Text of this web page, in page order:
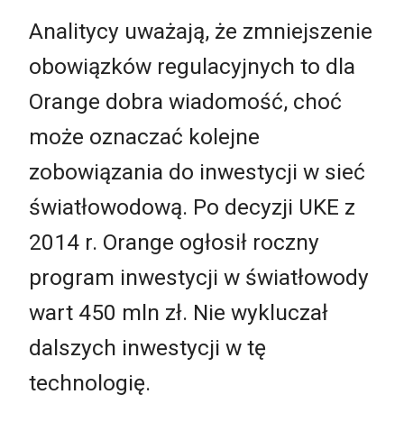
Analitycy uważają, że zmniejszenie
obowiązków regulacyjnych to dla
Orange dobra wiadomość, choć
może oznaczać kolejne
zobowiązania do inwestycji w sieć
światłowodową. Po decyzji UKE z
2014 r. Orange ogłosił roczny
program inwestycji w światłowody
wart 450 mln zł. Nie wykluczał
dalszych inwestycji w tę
technologię.